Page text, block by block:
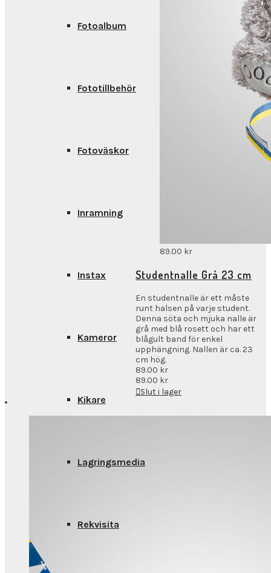
Fotoalbum
Fototillbehör
Fotoväskor
Inramning
Instax
Kameror
Kikare
Lagringsmedia
Rekvisita
89.00 kr
Studentnalle Grå 23 cm
En studentnalle är ett måste
runt halsen på varje student.
Denna söta och mjuka nalle är
grå med blå rosett och har ett
blågult band för enkel
upphängning. Nallen är ca. 23
cm hög.
89.00 kr
89.00 kr
Slut i lager